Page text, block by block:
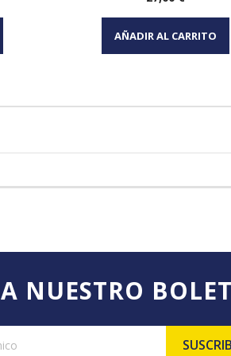
Vista rápida
AÑADIR AL CARRITO
NUESTRO